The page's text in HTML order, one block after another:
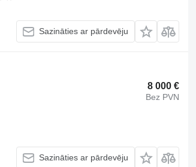
Sazināties ar pārdevēju
8 000 €
Bez PVN
Sazināties ar pārdevēju